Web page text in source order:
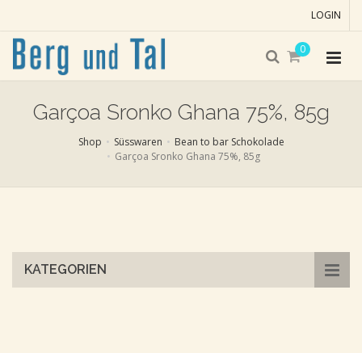
LOGIN
0
Garçoa Sronko Ghana 75%, 85g
Shop Süsswaren
Bean to bar Schokolade
Garçoa Sronko Ghana 75%, 85g
KATEGORIEN